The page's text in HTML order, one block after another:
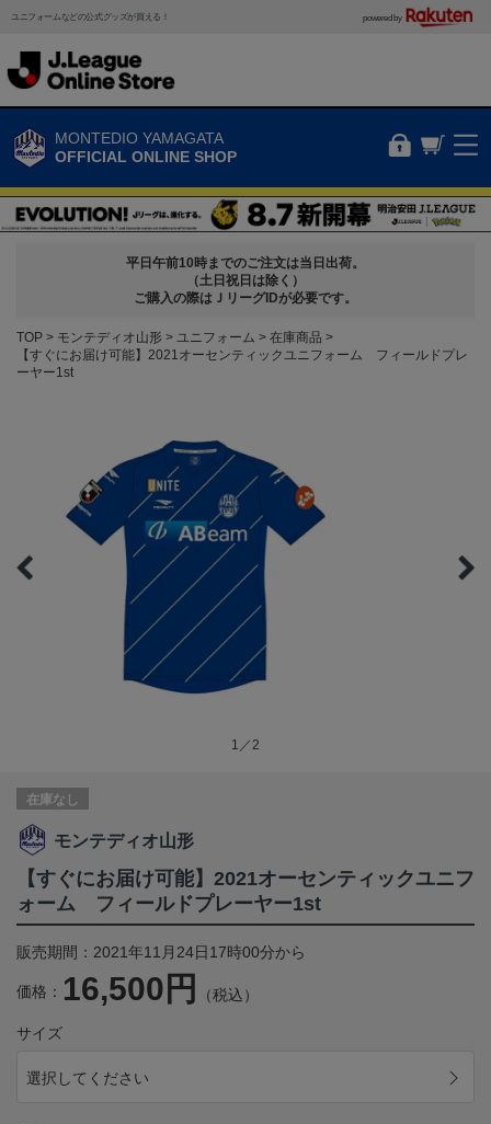
ユニフォームなどの公式グッズが買える！ powered by
MONTEDIO YAMAGATA
OFFICIAL ONLINE SHOP
平日午前10時までのご注文は当日出荷。
（土日祝日は除く）
ご購入の際はＪリーグIDが必要です。
TOP モンテディオ山形 ユニフォーム
在庫商品
【すぐにお届け可能】2021オーセンティックユニフォーム フィールドプレ
ーヤー1st
1／2
在庫なし
モンテディオ山形
【すぐにお届け可能】2021オーセンティックユニフ
ォーム フィールドプレーヤー1st
販売期間：2021年11月24日17時00分から
価格： 16,500円 （税込）
サイズ
選択してください